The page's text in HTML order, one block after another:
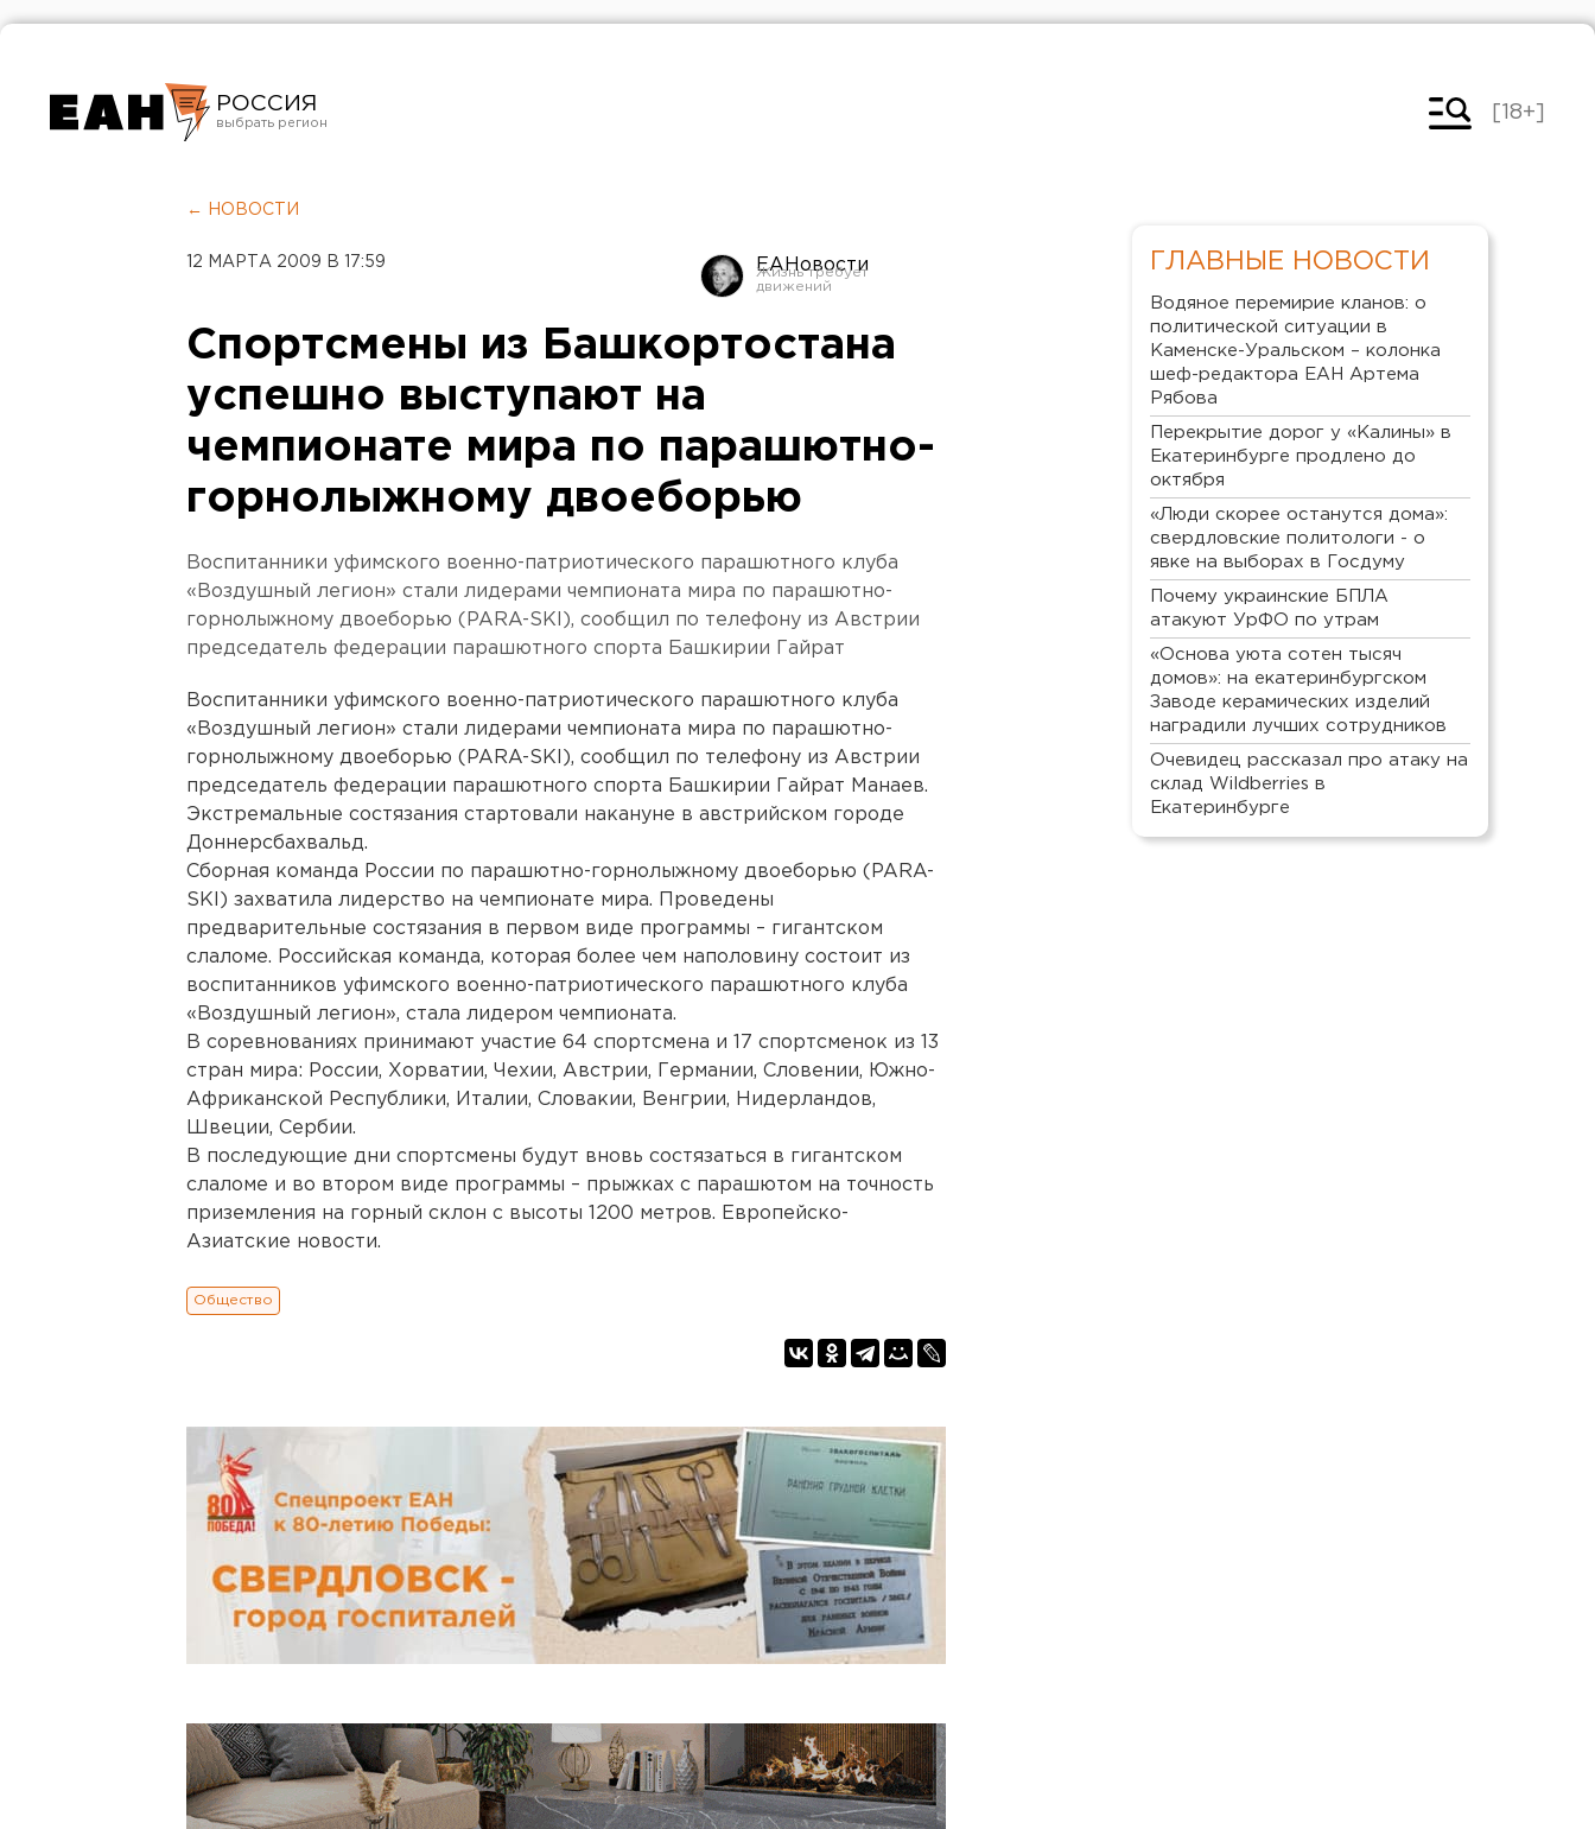
РОССИЯ
Челябинск
[18+]
← НОВОСТИ
12 МАРТА 2009 В 17:59 ЕАНовости
Спортсмены из Башкортостана
успешно выступают на
чемпионате мира по парашютно-
горнолыжному двоеборью
Воспитанники уфимского военно-патриотического парашютного клуба
«Воздушный легион» стали лидерами чемпионата мира по парашютно-
горнолыжному двоеборью (PARA-SKI), сообщил по телефону из Австрии
председатель федерации парашютного спорта Башкирии Гайрат
Воспитанники уфимского военно-патриотического парашютного клуба
«Воздушный легион» стали лидерами чемпионата мира по парашютно-
горнолыжному двоеборью (PARA-SKI), сообщил по телефону из Австрии
председатель федерации парашютного спорта Башкирии Гайрат Манаев.
Экстремальные состязания стартовали накануне в австрийском городе
Доннерсбахвальд.
Сборная команда России по парашютно-горнолыжному двоеборью (PARA-
SKI) захватила лидерство на чемпионате мира. Проведены
предварительные состязания в первом виде программы – гигантском
слаломе. Российская команда, которая более чем наполовину состоит из
воспитанников уфимского военно-патриотического парашютного клуба
«Воздушный легион», стала лидером чемпионата.
В соревнованиях принимают участие 64 спортсмена и 17 спортсменок из 13
стран мира: России, Хорватии, Чехии, Австрии, Германии, Словении, Южно-
Африканской Республики, Италии, Словакии, Венгрии, Нидерландов,
Швеции, Сербии.
В последующие дни спортсмены будут вновь состязаться в гигантском
слаломе и во втором виде программы – прыжках с парашютом на точность
приземления на горный склон с высоты 1200 метров. Европейско-
Азиатские новости.
Общество
ГЛАВНЫЕ НОВОСТИ
Водяное перемирие кланов: о
политической ситуации в
Каменске-Уральском – колонка
шеф-редактора ЕАН Артема
Рябова
Перекрытие дорог у «Калины» в
Екатеринбурге продлено до
октября
«Люди скорее останутся дома»:
свердловские политологи - о
явке на выборах в Госдуму
Почему украинские БПЛА
атакуют УрФО по утрам
«Основа уюта сотен тысяч
домов»: на екатеринбургском
Заводе керамических изделий
наградили лучших сотрудников
Очевидец рассказал про атаку на
склад Wildberries в
Екатеринбурге